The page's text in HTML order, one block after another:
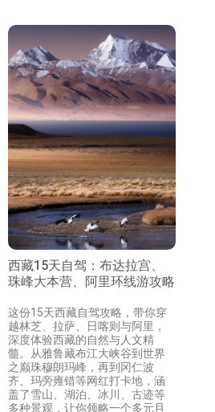
西藏15天自驾：布达拉宫、
珠峰大本营、阿里环线游攻略
这份15天西藏自驾攻略，带你穿
越林芝、拉萨、日喀则与阿里，
深度体验西藏的自然与人文精
髓。从雅鲁藏布江大峡谷到世界
之巅珠穆朗玛峰，再到冈仁波
齐、玛旁雍错等网红打卡地，涵
盖了雪山、湖泊、冰川、古迹等
多种景观，让你领略一个多元且